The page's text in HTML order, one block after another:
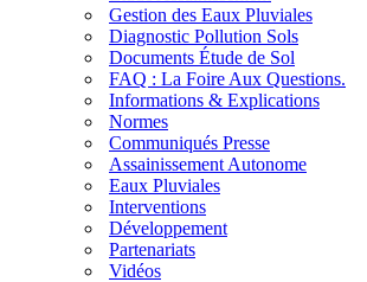
Gestion des Eaux Pluviales
Diagnostic Pollution Sols
Documents Étude de Sol
FAQ : La Foire Aux Questions.
Informations & Explications
Normes
Communiqués Presse
Assainissement Autonome
Eaux Pluviales
Interventions
Développement
Partenariats
Vidéos